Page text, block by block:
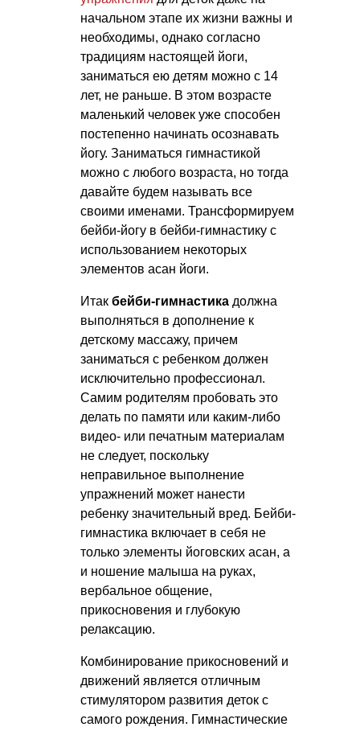
начальном этапе их жизни важны и
необходимы, однако согласно
традициям настоящей йоги,
заниматься ею детям можно с 14
лет, не раньше. В этом возрасте
маленький человек уже способен
постепенно начинать осознавать
йогу. Заниматься гимнастикой
можно с любого возраста, но тогда
давайте будем называть все
своими именами. Трансформируем
бейби-йогу в бейби-гимнастику с
использованием некоторых
элементов асан йоги.
Итак бейби-гимнастика должна
выполняться в дополнение к
детскому массажу, причем
заниматься с ребенком должен
исключительно профессионал.
Самим родителям пробовать это
делать по памяти или каким-либо
видео- или печатным материалам
не следует, поскольку
неправильное выполнение
упражнений может нанести
ребенку значительный вред. Бейби-
гимнастика включает в себя не
только элементы йоговских асан, а
и ношение малыша на руках,
вербальное общение,
прикосновения и глубокую
релаксацию.
Комбинирование прикосновений и
движений является отличным
стимулятором развития деток с
самого рождения. Гимнастические